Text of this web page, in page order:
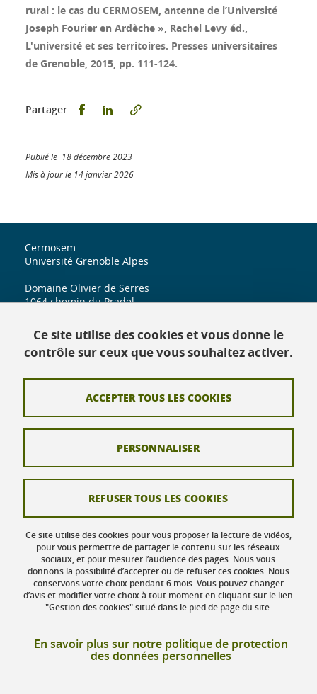
rural : le cas du CERMOSEM, antenne de l’Université
Joseph Fourier en Ardèche », Rachel Levy éd.,
L'université et ses territoires. Presses universitaires
de Grenoble, 2015, pp. 111-124.
Partager Partager sur Facebook
Partager sur LinkedIn
Publié le 18 décembre 2023
Mis à jour le 14 janvier 2026
Cermosem
Université Grenoble Alpes
Domaine Olivier de Serres
1064 chemin du Pradel
iuga.cermosem@univ-grenoble-alpes.fr
Crédits
Gestion des cookies
Accessibilité : non conforme
Actualités
Ce site utilise des cookies et vous donne le
contrôle sur ceux que vous souhaitez activer.
Ce site utilise des cookies pour vous proposer la lecture de vidéos,
pour vous permettre de partager le contenu sur les réseaux
sociaux, et pour mesurer l’audience des pages. Nous vous
donnons la possibilité d’accepter ou de refuser ces cookies. Nous
conservons votre choix pendant 6 mois. Vous pouvez changer
d’avis et modifier votre choix à tout moment en cliquant sur le lien
"Gestion des cookies" situé dans le pied de page du site.
En savoir plus sur notre politique de protection
des données personnelles
ACCEPTER TOUS LES COOKIES
REFUSER TOUS LES COOKIES
PERSONNALISER